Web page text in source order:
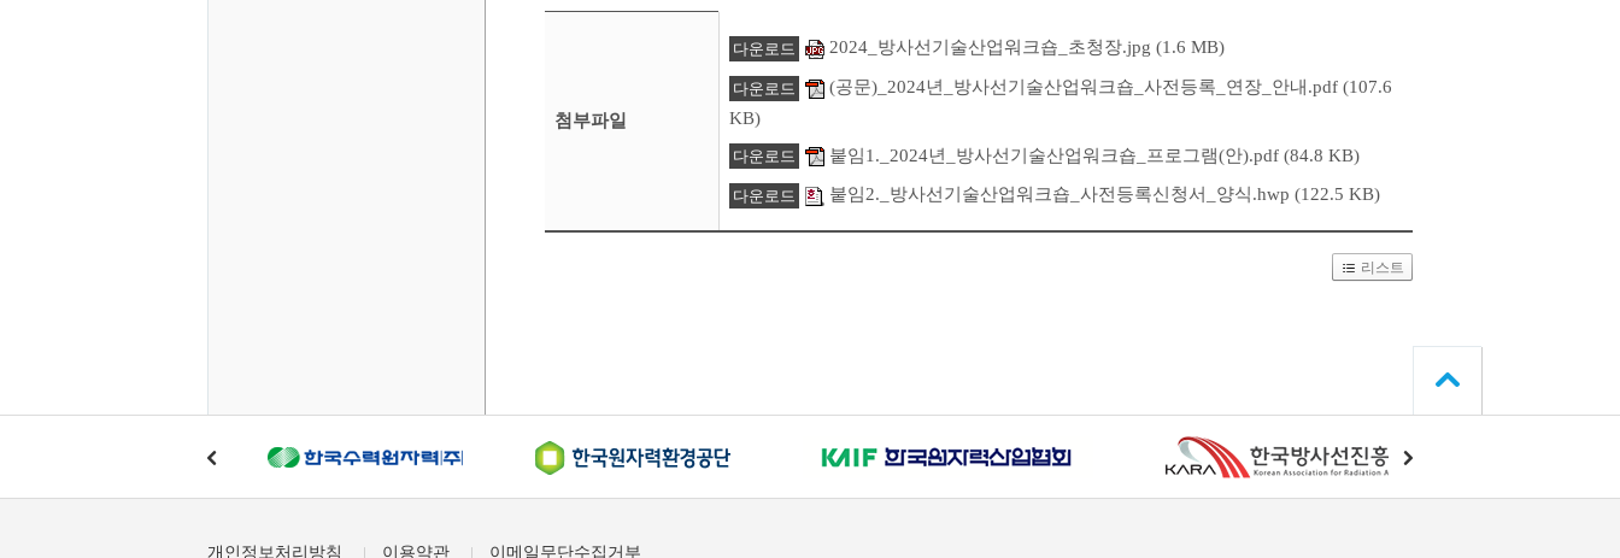
첨부파일
다운로드 2024_방사선기술산업워크숍_초청장.jpg (1.6 MB)
다운로드
(공문)_2024년_방사선기술산업워크숍_사전등록_연장_안내.pdf (107.6
KB)
다운로드 붙임1._2024년_방사선기술산업워크숍_프로그램(안).pdf (84.8 KB)
다운로드 붙임2._방사선기술산업워크숍_사전등록신청서_양식.hwp (122.5 KB)
리스트
개인정보처리방침 이용약관 이메일무단수집거부